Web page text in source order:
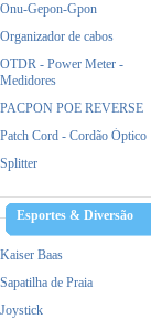
Onu-Gepon-Gpon
Organizador de cabos
OTDR - Power Meter -
Medidores
PACPON POE REVERSE
Patch Cord - Cordão Óptico
Splitter
Esportes & Diversão
Kaiser Baas
Sapatilha de Praia
Joystick